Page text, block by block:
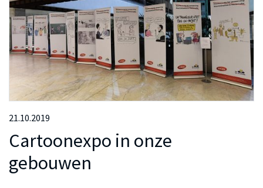
Cartoonexpo in onze
gebouwen
21.10.2019